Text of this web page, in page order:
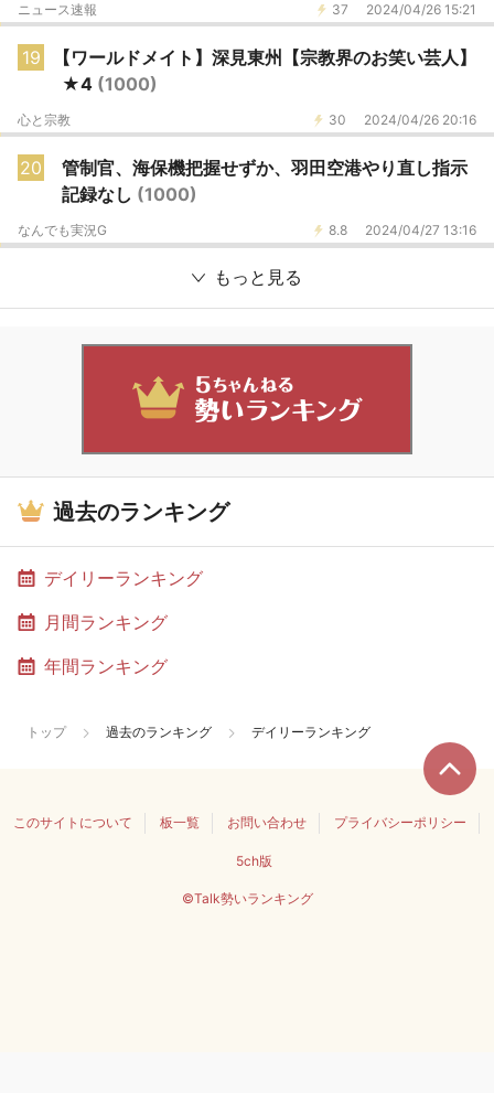
37 2024/04/26 15:21
ニュース速報
19
【ワールドメイト】深見東州【宗教界のお笑い芸人】
★4 (1000)
30 2024/04/26 20:16
心と宗教
20
管制官、海保機把握せずか、羽田空港やり直し指示
記録なし (1000)
8.8 2024/04/27 13:16
なんでも実況G
もっと見る
過去のランキング
デイリーランキング
月間ランキング
年間ランキング
トップ 過去のランキング デイリーランキング
このサイトについて 板一覧 お問い合わせ プライバシーポリシー
5ch版
©Talk勢いランキング